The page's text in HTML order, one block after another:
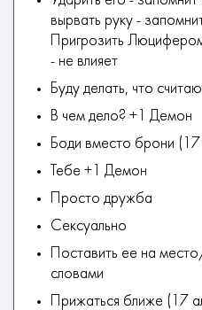
вырвать руку -
Пригрозить
- не влияет
Буду делать, что
В чем дело? +1 Демон
Боди вместо брони
Тебе +1 Демон
Просто дружба
Сексуально
Поставить ее на
словами
Прижаться ближе (17